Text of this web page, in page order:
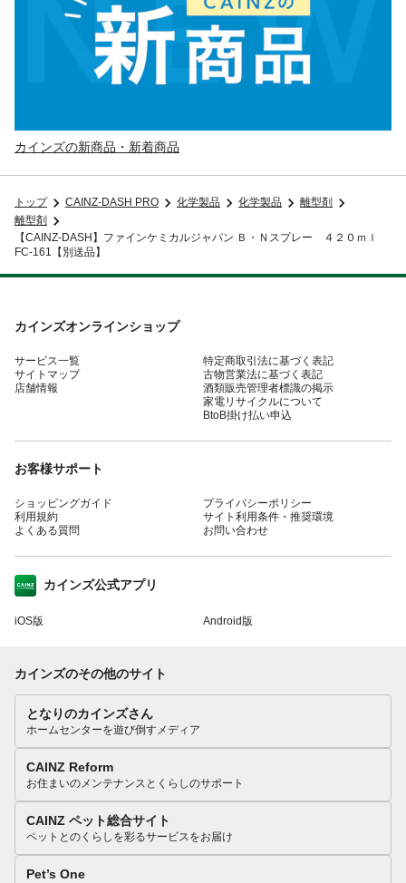
カインズの新商品・新着商品
トップ CAINZ-DASH PRO 化学製品 化学製品
離型剤
離型剤
【CAINZ-DASH】ファインケミカルジャパン Ｂ・Ｎスプレー ４２０ｍｌ
FC-161【別送品】
カインズオンラインショップ
サービス一覧
サイトマップ
店舗情報
特定商取引法に基づく表記
古物営業法に基づく表記
酒類販売管理者標識の掲示
家電リサイクルについて
BtoB掛け払い申込
お客様サポート
ショッピングガイド
利用規約
よくある質問
プライバシーポリシー
サイト利用条件・推奨環境
お問い合わせ
カインズ公式アプリ
iOS版 Android版
カインズのその他のサイト
となりのカインズさん
ホームセンターを遊び倒すメディア
CAINZ Reform
お住まいのメンテナンスとくらしのサポート
CAINZ ペット総合サイト
ペットとのくらしを彩るサービスをお届け
Pet’s One